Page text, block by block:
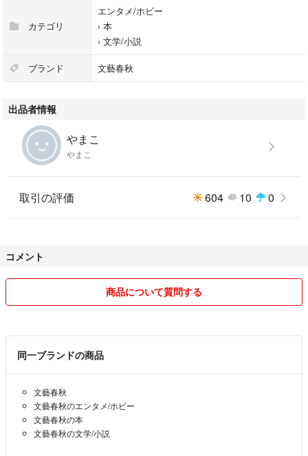
カテゴリ
エンタメ/ホビー
› 本
› 文学/小説
ブランド 文藝春秋
出品者情報
やまこ
やまこ
取引の評価 604 10 0
コメント
商品について質問する
同一ブランドの商品
文藝春秋
文藝春秋のエンタメ/ホビー
文藝春秋の本
文藝春秋の文学/小説